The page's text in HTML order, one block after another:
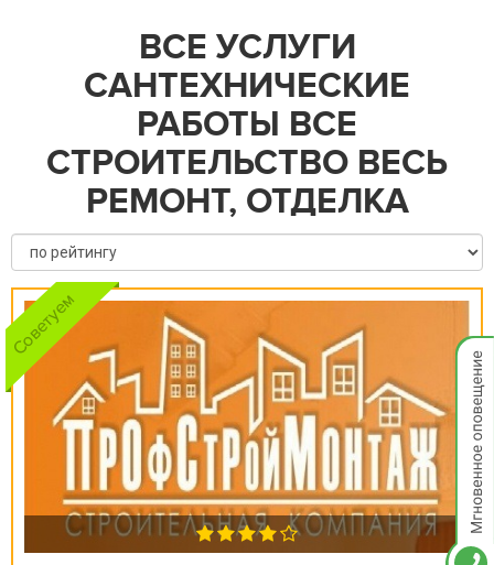
ВСЕ УСЛУГИ
САНТЕХНИЧЕСКИЕ
РАБОТЫ ВСЕ
СТРОИТЕЛЬСТВО ВЕСЬ
РЕМОНТ, ОТДЕЛКА